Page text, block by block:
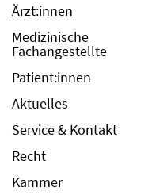
Ärzt:innen
Medizinische
Fachangestellte
Patient:innen
Aktuelles
Service & Kontakt
Recht
Kammer